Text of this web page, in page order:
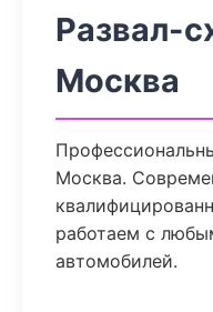
Развал-
Москва
Москва.
работаем с
автомобилей.